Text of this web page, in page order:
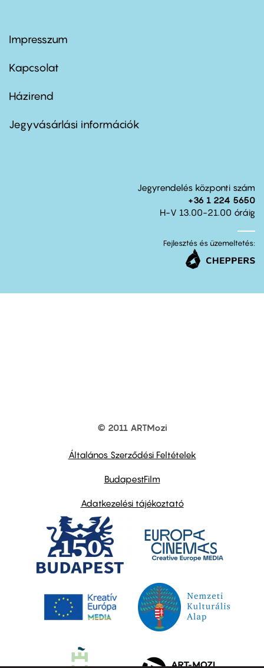
Footer
first
Impresszum
Kapcsolat
Footer
second
Házirend
Jegyvásárlási információk
Jegyrendelés központi szám
+36 1 224 5650
H-V 13.00-21.00 óráig
Fejlesztés és üzemeltetés:
© 2011 ARTMozi
Általános Szerződési Feltételek
BudapestFilm
Adatkezelési tájékoztató